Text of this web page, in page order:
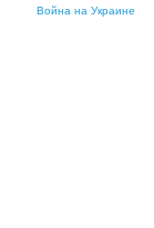
Война на Украине